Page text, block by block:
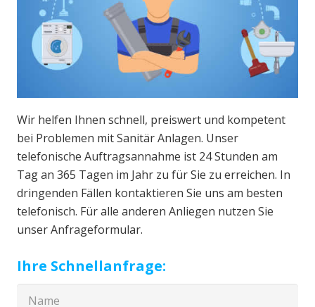
Wir helfen Ihnen schnell, preiswert und kompetent
bei Problemen mit Sanitär Anlagen. Unser
telefonische Auftragsannahme ist 24 Stunden am
Tag an 365 Tagen im Jahr zu für Sie zu erreichen. In
dringenden Fällen kontaktieren Sie uns am besten
telefonisch. Für alle anderen Anliegen nutzen Sie
unser Anfrageformular.
Ihre Schnellanfrage: